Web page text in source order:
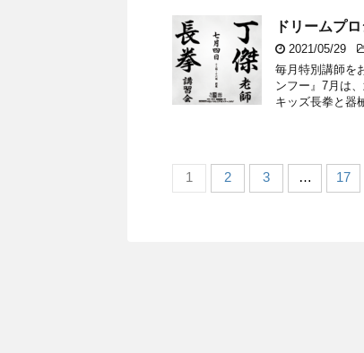
ドリームプ
2021/05/29
毎月特別講師を
ンフー』7月は
キッズ長拳と器
1 2 3 … 17